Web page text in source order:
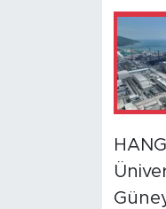
Çin Fuarları
Foto Haber